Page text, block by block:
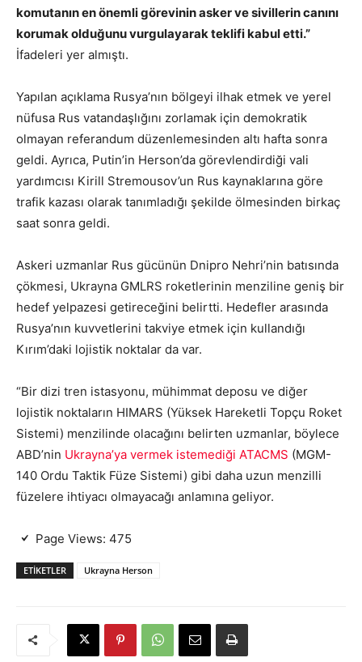
komutanın en önemli görevinin asker ve sivillerin canını
korumak olduğunu vurgulayarak teklifi kabul etti.”
İfadeleri yer almıştı.
Yapılan açıklama Rusya’nın bölgeyi ilhak etmek ve yerel
nüfusa Rus vatandaşlığını zorlamak için demokratik
olmayan referandum düzenlemesinden altı hafta sonra
geldi. Ayrıca, Putin’in Herson’da görevlendirdiği vali
yardımcısı Kirill Stremousov’un Rus kaynaklarına göre
trafik kazası olarak tanımladığı şekilde ölmesinden birkaç
saat sonra geldi.
Askeri uzmanlar Rus gücünün Dnipro Nehri’nin batısında
çökmesi, Ukrayna GMLRS roketlerinin menziline geniş bir
hedef yelpazesi getireceğini belirtti. Hedefler arasında
Rusya’nın kuvvetlerini takviye etmek için kullandığı
Kırım’daki lojistik noktalar da var.
“Bir dizi tren istasyonu, mühimmat deposu ve diğer
lojistik noktaların HIMARS (Yüksek Hareketli Topçu Roket
Sistemi) menzilinde olacağını belirten uzmanlar, böylece
ABD’nin Ukrayna’ya vermek istemediği ATACMS (MGM-
140 Ordu Taktik Füze Sistemi) gibi daha uzun menzilli
füzelere ihtiyacı olmayacağı anlamına geliyor.
Page Views: 475
ETIKETLER Ukrayna Herson